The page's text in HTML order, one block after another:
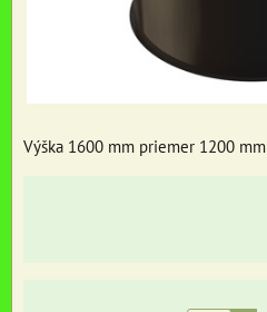
Výška 1600 mm priemer 1200 mm